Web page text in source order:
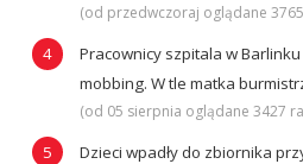
(od przedwczoraj oglądane
Pracownicy szpitala w
mobbing. W tle matka
(od 05 sierpnia oglądane 3427
Dzieci wpadły do zbiornika